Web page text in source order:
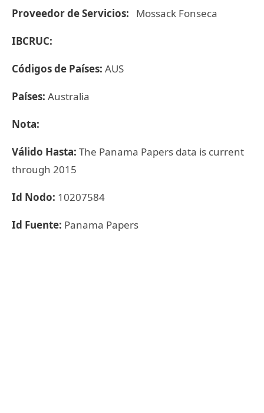
Proveedor de Servicios: Mossack Fonseca
IBCRUC:
Códigos de Países: AUS
Países: Australia
Nota:
Válido Hasta: The Panama Papers data is current
through 2015
Id Nodo: 10207584
Id Fuente: Panama Papers